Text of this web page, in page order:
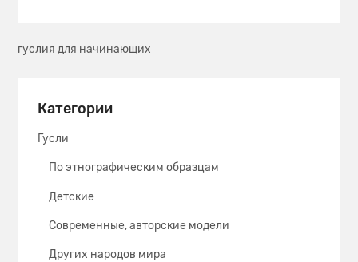
Категории
Гусли
По этнографическим образцам
Детские
Современные, авторские модели
Других народов мира
гуслия для начинающих